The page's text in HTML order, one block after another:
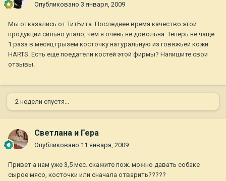
Опубликовано 3 января, 2009
Мы отказались от ТитБита. Последнее время качество этой
продукции сильно упало, чем я очень не довольна. Теперь не чаще
1 раза в месяц грызем косточку натуральную из говяжьей кожи
HARTS. Есть еще поедатели костей этой фирмы? Напишите свои
отзывы.
2 недели спустя...
Светлана и Гера
Опубликовано 11 января, 2009
Привет а нам уже 3,5 мес. скажите пож. можно давать собаке
сырое мясо, косточки или сначала отварить?????